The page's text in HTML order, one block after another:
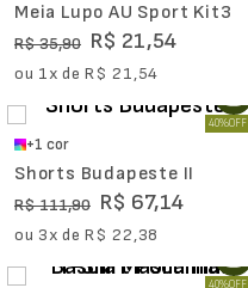
Meia Lupo AU Sport Kit3
R$35,90 R$ 21,54
ou 1x deR$ 21,54
40%OFF
+1 cor
Shorts Budapeste II
R$111,90 R$ 67,14
ou 3x deR$ 22,38
40%OFF